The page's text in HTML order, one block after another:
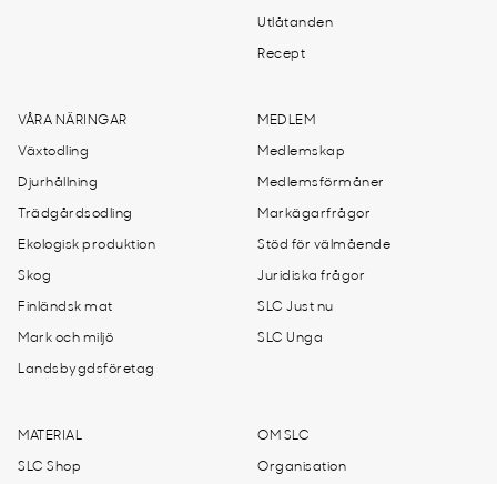
Utlåtanden
Recept
VÅRA NÄRINGAR
Växtodling
Djurhållning
Trädgårdsodling
Ekologisk produktion
Skog
Finländsk mat
Mark och miljö
Landsbygdsföretag
MEDLEM
Medlemskap
Medlemsförmåner
Markägarfrågor
Stöd för välmående
Juridiska frågor
SLC Just nu
SLC Unga
MATERIAL
SLC Shop
OM SLC
Organisation